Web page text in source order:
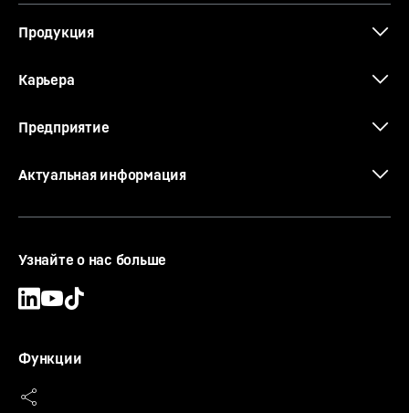
Продукция
Карьера
Предприятие
Актуальная информация
Узнайте о нас больше
Функции